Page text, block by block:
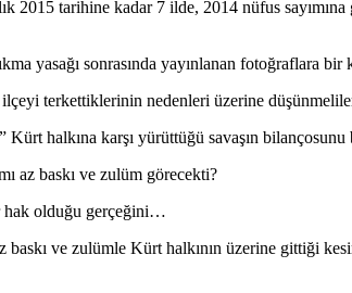
tarihine kadar 7 ilde, 2014 nüfus
yasağı sonrasında yayınlanan fotoğraflara bir
terkettiklerinin nedenleri üzerine
halkına karşı yürüttüğü savaşın
az baskı ve zulüm görecekti?
hak olduğu gerçeğini…
ve zulümle Kürt halkının üzerine gittiği